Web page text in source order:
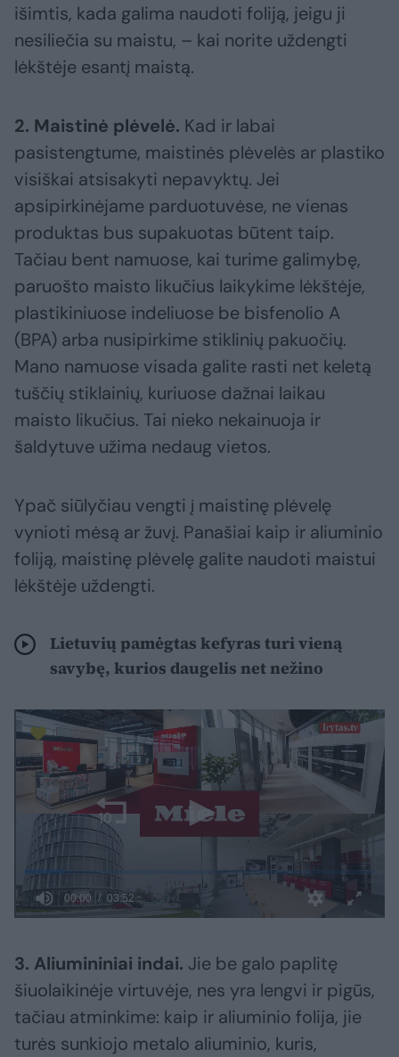
išimtis, kada galima naudoti foliją, jeigu ji
nesiliečia su maistu, – kai norite uždengti
lėkštėje esantį maistą.
2. Maistinė plėvelė. Kad ir labai
pasistengtume, maistinės plėvelės ar plastiko
visiškai atsisakyti nepavyktų. Jei
apsipirkinėjame parduotuvėse, ne vienas
produktas bus supakuotas būtent taip.
Tačiau bent namuose, kai turime galimybę,
paruošto maisto likučius laikykime lėkštėje,
plastikiniuose indeliuose be bisfenolio A
(BPA) arba nusipirkime stiklinių pakuočių.
Mano namuose visada galite rasti net keletą
tuščių stiklainių, kuriuose dažnai laikau
maisto likučius. Tai nieko nekainuoja ir
šaldytuve užima nedaug vietos.
Ypač siūlyčiau vengti į maistinę plėvelę
vynioti mėsą ar žuvį. Panašiai kaip ir aliuminio
foliją, maistinę plėvelę galite naudoti maistui
lėkštėje uždengti.
Lietuvių pamėgtas kefyras turi vieną
savybę, kurios daugelis net nežino
3. Aliumininiai indai. Jie be galo paplitę
šiuolaikinėje virtuvėje, nes yra lengvi ir pigūs,
tačiau atminkime: kaip ir aliuminio folija, jie
turės sunkiojo metalo aliuminio, kuris,